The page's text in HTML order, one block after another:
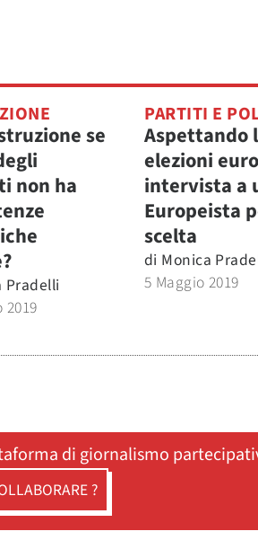
se
non ha
Pradelli
2019
PARTITI E
Aspettando
elezioni
intervista a
Europeista
scelta
di Monica
5 Maggio 2019
di giornalismo
?